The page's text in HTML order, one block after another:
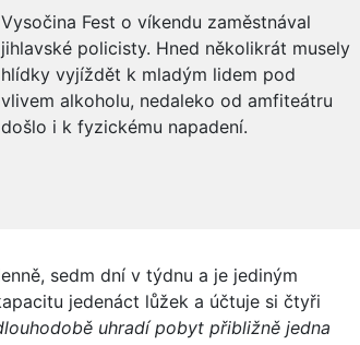
Vysočina Fest o víkendu zaměstnával
jihlavské policisty. Hned několikrát musely
hlídky vyjíždět k mladým lidem pod
vlivem alkoholu, nedaleko od amfiteátru
došlo i k fyzickému napadení.
sedm dní v týdnu a je jediným
jedenáct lůžek a účtuje si čtyři
uhradí pobyt přibližně jedna